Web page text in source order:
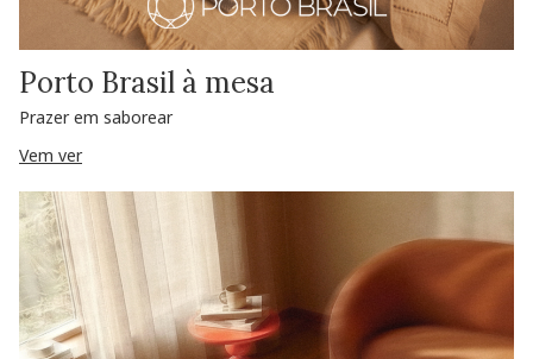
Porto Brasil à mesa
Prazer em saborear
Vem ver